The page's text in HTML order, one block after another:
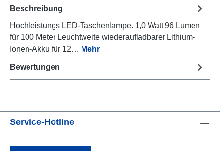
Beschreibung
Hochleistungs LED-Taschenlampe. 1,0 Watt 96 Lumen
für 100 Meter Leuchtweite wiederaufladbarer Lithium-
Ionen-Akku für 12… Mehr
Bewertungen
Service-Hotline